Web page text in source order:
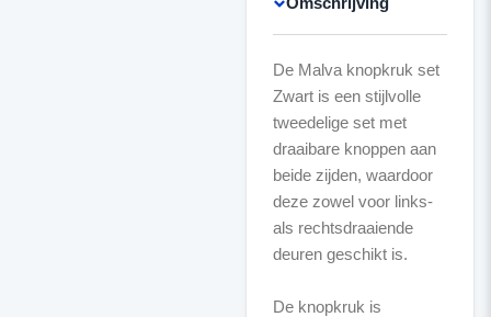
De Malva knopkruk set
Zwart is een stijlvolle
tweedelige set met
draaibare knoppen aan
beide zijden, waardoor
deze zowel voor links-
als rechtsdraaiende
deuren geschikt is.
De knopkruk is